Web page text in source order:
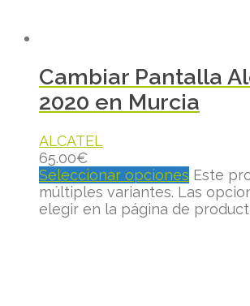
Cambiar Pantalla
2020 en Murcia
ALCATEL
65.00€
Seleccionar opciones Este
múltiples variantes. Las
elegir en la página de